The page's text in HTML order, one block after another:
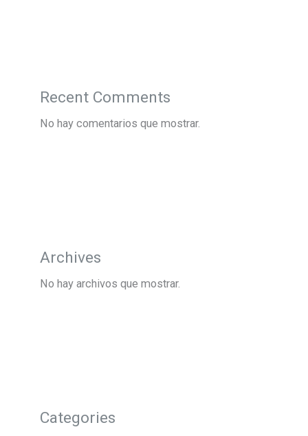
Recent Comments
No hay comentarios que mostrar.
Archives
No hay archivos que mostrar.
Categories